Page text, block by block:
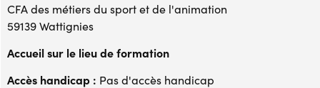
CFA des métiers du sport et de l'animation
59139 Wattignies
Accueil sur le lieu de formation
Accès handicap : Pas d'accès handicap